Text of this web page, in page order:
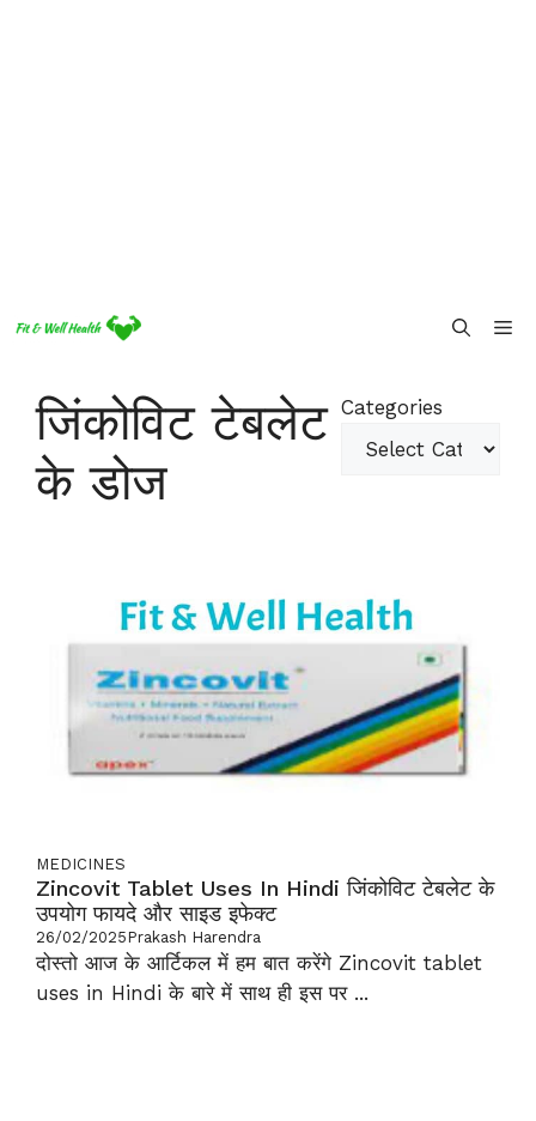
जिंकोविट टेबलेट
के डोज
Categories
MEDICINES
Zincovit Tablet Uses In Hindi जिंकोविट टेबलेट के
उपयोग फायदे और साइड इफेक्ट
26/02/2025Prakash Harendra
दोस्तो आज के आर्टिकल में हम बात करेंगे Zincovit tablet
uses in Hindi के बारे में साथ ही इस पर ...